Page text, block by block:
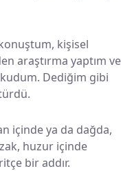
kişisel
araştırma yaptım ve
Dediğim gibi
içinde ya da dağda,
huzur içinde
bir addır.